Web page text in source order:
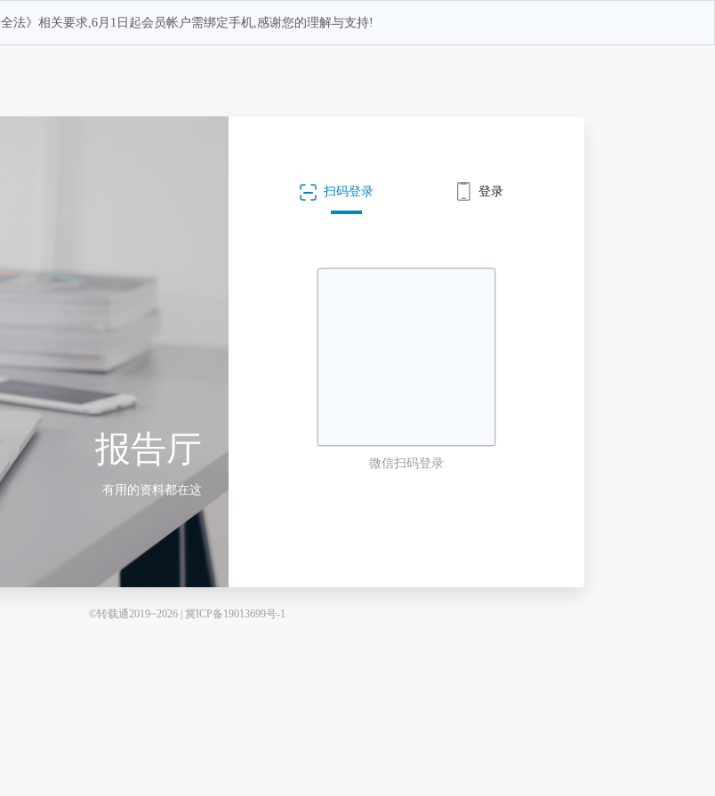
法》相关要求,6月1日起会员帐户需绑定手机,感谢您的理解与支持!
报告厅
有用的资料都在这
扫码登录 登录
微信扫码登录
©转载通2019~2026 | 冀ICP备19013699号-1